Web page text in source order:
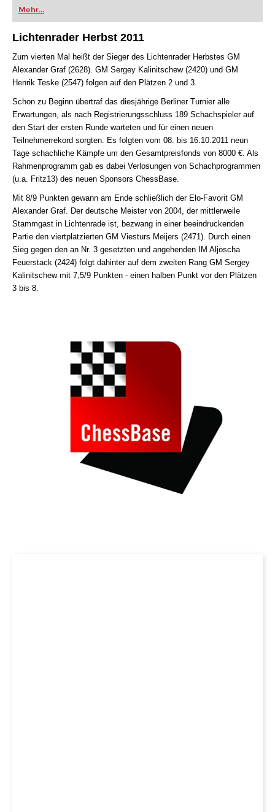
oder bereits auf Turnierniveau spielen: Mit
FRITZ trainieren Sie effizienter, intelligenter und
individueller als je zuvor.
Mehr...
Lichtenrader Herbst 2011
Zum vierten Mal heißt der Sieger des Lichtenrader Herbstes GM
Alexander Graf (2628). GM Sergey Kalinitschew (2420) und GM
Henrik Teske (2547) folgen auf den Plätzen 2 und 3.
Schon zu Beginn übertraf das diesjährige Berliner Turnier alle
Erwartungen, als nach Registrierungsschluss 189 Schachspieler auf
den Start der ersten Runde warteten und für einen neuen
Teilnehmerrekord sorgten. Es folgten vom 08. bis 16.10.2011 neun
Tage schachliche Kämpfe um den Gesamtpreisfonds von 8000 €. Als
Rahmenprogramm gab es dabei Verlosungen von Schachprogrammen
(u.a. Fritz13) des neuen Sponsors ChessBase.
Mit 8/9 Punkten gewann am Ende schließlich der Elo-Favorit GM
Alexander Graf. Der deutsche Meister von 2004, der mittlerweile
Stammgast in Lichtenrade ist, bezwang in einer beeindruckenden
Partie den viertplatzierten GM Viesturs Meijers (2471). Durch einen
Sieg gegen den an Nr. 3 gesetzten und angehenden IM Aljoscha
Feuerstack (2424) folgt dahinter auf dem zweiten Rang GM Sergey
Kalinitschew mit 7,5/9 Punkten - einen halben Punkt vor den Plätzen
3 bis 8.